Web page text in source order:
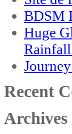
BDSM
Huge
Recent
Archives